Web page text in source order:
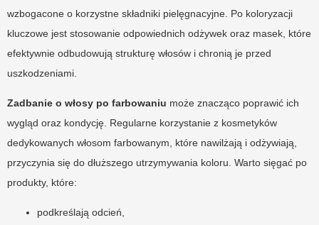
wzbogacone o korzystne składniki pielęgnacyjne. Po koloryzacji
kluczowe jest stosowanie odpowiednich odżywek oraz masek, które
efektywnie odbudowują strukturę włosów i chronią je przed
uszkodzeniami.
Zadbanie o włosy po farbowaniu może znacząco poprawić ich
wygląd oraz kondycję. Regularne korzystanie z kosmetyków
dedykowanych włosom farbowanym, które nawilżają i odżywiają,
przyczynia się do dłuższego utrzymywania koloru. Warto sięgać po
produkty, które:
podkreślają odcień,